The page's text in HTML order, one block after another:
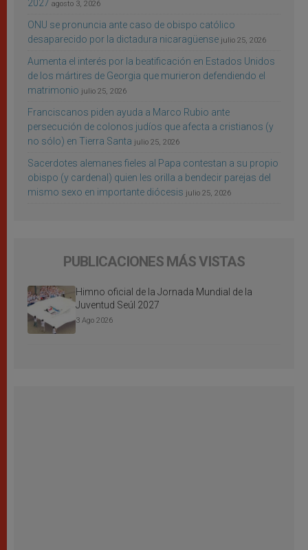
2027 agosto 3, 2026
ONU se pronuncia ante caso de obispo católico
desaparecido por la dictadura nicaragüense julio 25, 2026
Aumenta el interés por la beatificación en Estados Unidos
de los mártires de Georgia que murieron defendiendo el
matrimonio julio 25, 2026
Franciscanos piden ayuda a Marco Rubio ante
persecución de colonos judíos que afecta a cristianos (y
no sólo) en Tierra Santa julio 25, 2026
Sacerdotes alemanes fieles al Papa contestan a su propio
obispo (y cardenal) quien les orilla a bendecir parejas del
mismo sexo en importante diócesis julio 25, 2026
PUBLICACIONES MÁS VISTAS
Himno oficial de la Jornada Mundial de la
Juventud Seúl 2027
3 Ago 2026